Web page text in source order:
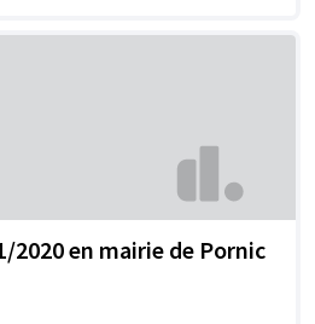
2020 en mairie de Pornic